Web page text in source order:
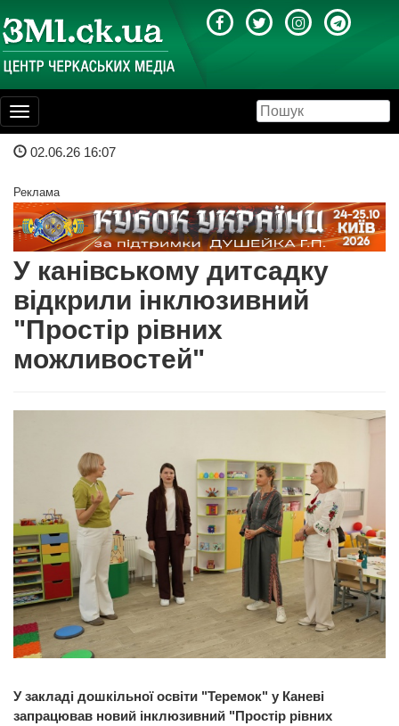
Toggle
navigation
02.06.26 16:07
Реклама
У канівському дитсадку
відкрили інклюзивний
"Простір рівних
можливостей"
У закладі дошкільної освіти "Теремок" у Каневі
запрацював новий інклюзивний "Простір рівних